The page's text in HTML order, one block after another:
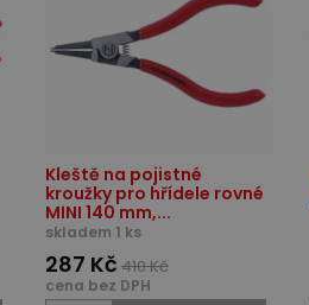
Kleště na pojistné
kroužky pro hřídele rovné
MINI 140 mm,...
skladem 1 ks
287 Kč 410 Kč
cena bez DPH